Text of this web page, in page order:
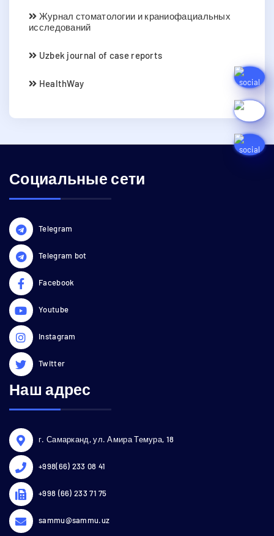
Журнал стоматологии и краниофациальных
исследований
Uzbek journal of case reports
HealthWay
Социальные сети
Telegram
Telegram bot
Facebook
Youtube
Instagram
Twitter
Наш адрес
г. Самарканд, ул. Амира Темура, 18
+998(66) 233 08 41
+998 (66) 233 71 75
sammu@sammu.uz